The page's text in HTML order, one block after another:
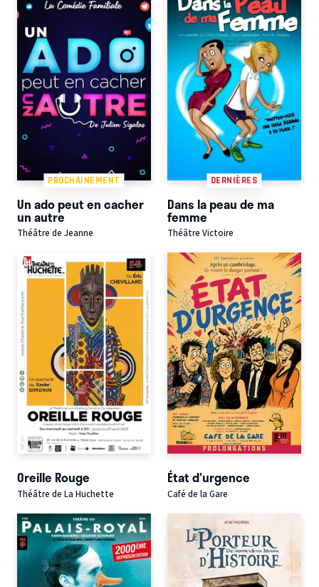
PROCHAINEMENT
Un ado peut en cacher
un autre
Théâtre de Jeanne
DERNIÈRES
Dans la peau de ma
femme
Théâtre Victoire
Oreille Rouge
Théâtre de La Huchette
État d'urgence
Café de la Gare